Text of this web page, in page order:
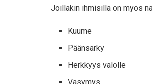
Joillakin ihmisillä on myös
Kuume
Päänsärky
Herkkyys valolle
Väsymys